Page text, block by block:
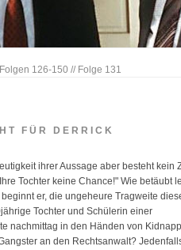
Folgen 126-150 // Folge 131
FÜR DERRICK
ihrer Aussage aber besteht kein
Tochter keine Chance!" Wie betäubt
er, die ungeheure Tragweite
Tochter und Schülerin einer
nachmittag in den Händen von
an den Rechtsanwalt?